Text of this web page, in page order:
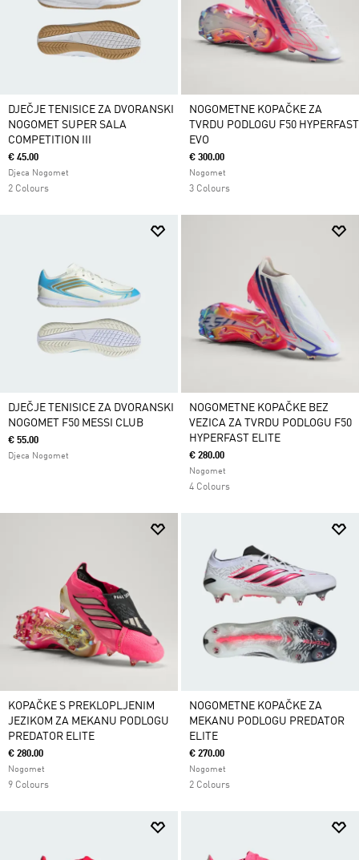
DJEČJE TENISICE ZA DVORANSKI
NOGOMET SUPER SALA
COMPETITION III
€ 45.00
Djeca Nogomet
2 Colours
NOGOMETNE KOPAČKE ZA
TVRDU PODLOGU F50 HYPERFAST
EVO
€ 300.00
Nogomet
3 Colours
DJEČJE TENISICE ZA DVORANSKI
NOGOMET F50 MESSI CLUB
€ 55.00
Djeca Nogomet
NOGOMETNE KOPAČKE BEZ
VEZICA ZA TVRDU PODLOGU F50
HYPERFAST ELITE
€ 280.00
Nogomet
4 Colours
KOPAČKE S PREKLOPLJENIM
JEZIKOM ZA MEKANU PODLOGU
PREDATOR ELITE
€ 280.00
Nogomet
9 Colours
NOGOMETNE KOPAČKE ZA
MEKANU PODLOGU PREDATOR
ELITE
€ 270.00
Nogomet
2 Colours